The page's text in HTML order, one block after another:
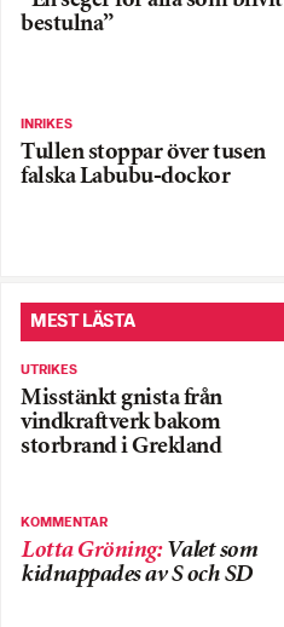
bestulna”
INRIKES
Tullen stoppar över tusen
falska Labubu-dockor
MEST LÄSTA
UTRIKES
Misstänkt gnista från
vindkraftverk bakom
storbrand i Grekland
KOMMENTAR
Lotta Gröning: Valet som
kidnappades av S och SD